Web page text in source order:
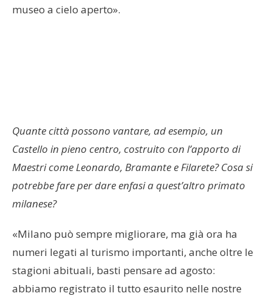
museo a cielo aperto».
Quante città possono vantare, ad esempio, un
Castello in pieno centro, costruito con l’apporto di
Maestri come Leonardo, Bramante e Filarete? Cosa si
potrebbe fare per dare enfasi a quest’altro primato
milanese?
«Milano può sempre migliorare, ma già ora ha
numeri legati al turismo importanti, anche oltre le
stagioni abituali, basti pensare ad agosto:
abbiamo registrato il tutto esaurito nelle nostre